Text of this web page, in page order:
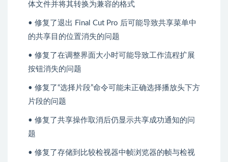
体文件并将其转换为兼容的格式
• 修复了退出 Final Cut Pro 后可能导致共享菜单中
的共享目的位置消失的问题
• 修复了在调整界面大小时可能导致工作流程扩展
按钮消失的问题
• 修复了“选择片段”命令可能未正确选择播放头下方
片段的问题
• 修复了共享操作取消后仍显示共享成功通知的问
题
• 修复了存储到比较检视器中帧浏览器的帧与检视